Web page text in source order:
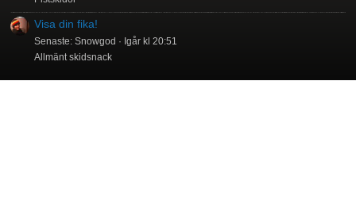
Visa din fika!
Senaste: Snowgod
Igår kl 20:51
Allmänt skidsnack